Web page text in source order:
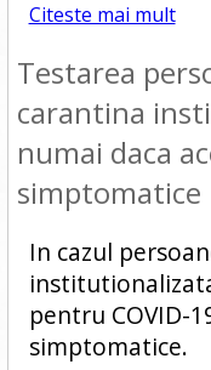
Citeste mai mult
Testarea
carantina
numai daca
simptomatice
In cazul
pentru COVID-
simptomatice.